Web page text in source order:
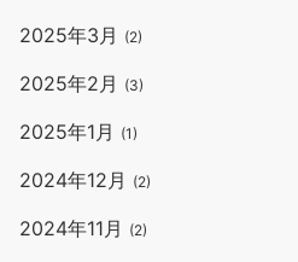
2025年3月 (2)
2025年2月 (3)
2025年1月 (1)
2024年12月 (2)
2024年11月 (2)